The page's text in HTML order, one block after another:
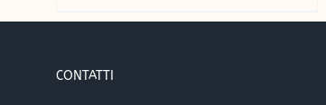
prezzo:
CONTATTI